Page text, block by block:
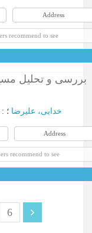
Address
recommend to see
بررسی و تحلیل
: خدایی، علیرضا ؛
Address
recommend to see
6